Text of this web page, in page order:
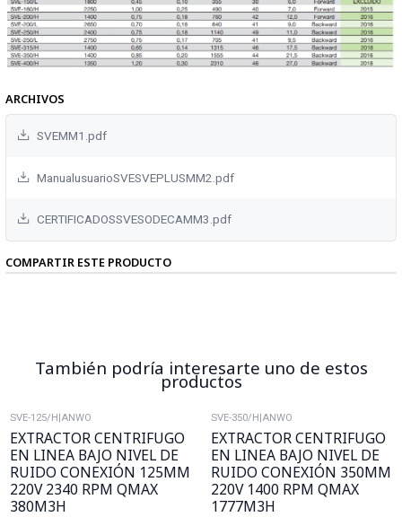
ARCHIVOS
SVEMM1.pdf
ManualusuarioSVESVEPLUSMM2.pdf
CERTIFICADOSSVESODECAMM3.pdf
COMPARTIR ESTE PRODUCTO
También podría interesarte uno de estos
productos
SVE-125/H ANWO
EXTRACTOR CENTRIFUGO
EN LINEA BAJO NIVEL DE
RUIDO CONEXIÓN 125MM
220V 2340 RPM QMAX
380M3H
SVE-350/H ANWO
EXTRACTOR CENTRIFUGO
EN LINEA BAJO NIVEL DE
RUIDO CONEXIÓN 350MM
220V 1400 RPM QMAX
1777M3H